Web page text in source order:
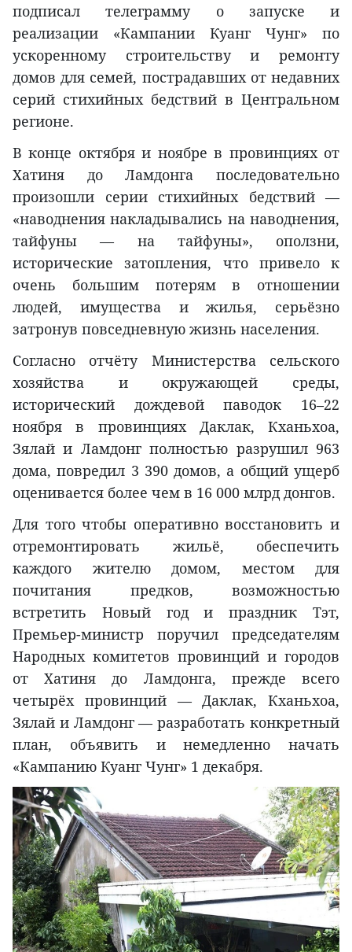
подписал телеграмму о запуске и
реализации «Кампании Куанг Чунг» по
ускоренному строительству и ремонту
домов для семей, пострадавших от недавних
серий стихийных бедствий в Центральном
регионе.
В конце октября и ноябре в провинциях от
Хатиня до Ламдонга последовательно
произошли серии стихийных бедствий —
«наводнения накладывались на наводнения,
тайфуны — на тайфуны», оползни,
исторические затопления, что привело к
очень большим потерям в отношении
людей, имущества и жилья, серьёзно
затронув повседневную жизнь населения.
Согласно отчёту Министерства сельского
хозяйства и окружающей среды,
исторический дождевой паводок 16–22
ноября в провинциях Даклак, Кханьхоа,
Зялай и Ламдонг полностью разрушил 963
дома, повредил 3 390 домов, а общий ущерб
оценивается более чем в 16 000 млрд донгов.
Для того чтобы оперативно восстановить и
отремонтировать жильё, обеспечить
каждого жителю домом, местом для
почитания предков, возможностью
встретить Новый год и праздник Тэт,
Премьер-министр поручил председателям
Народных комитетов провинций и городов
от Хатиня до Ламдонга, прежде всего
четырёх провинций — Даклак, Кханьхоа,
Зялай и Ламдонг — разработать конкретный
план, объявить и немедленно начать
«Кампанию Куанг Чунг» 1 декабря.